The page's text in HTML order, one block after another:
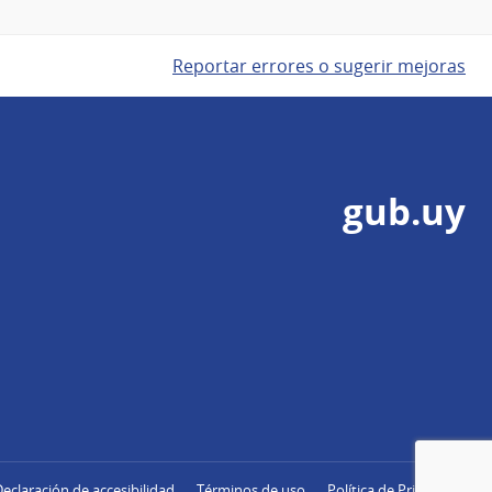
Reportar errores o sugerir mejoras
gub.uy